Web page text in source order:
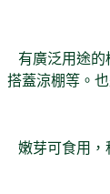
有廣泛用途的
搭蓋涼棚等。
嫩芽可食用，